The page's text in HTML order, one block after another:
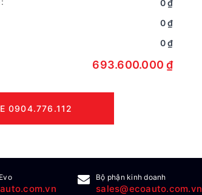
0 ₫
0 ₫
0 ₫
693.600.000 ₫
0904.776.112
Bộ phận kinh doanh
sales@ecoauto.com.vn